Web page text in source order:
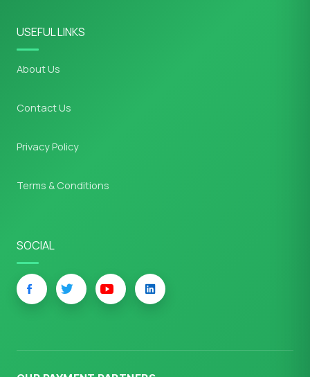
USEFUL LINKS
About Us
Contact Us
Privacy Policy
Terms & Conditions
SOCIAL